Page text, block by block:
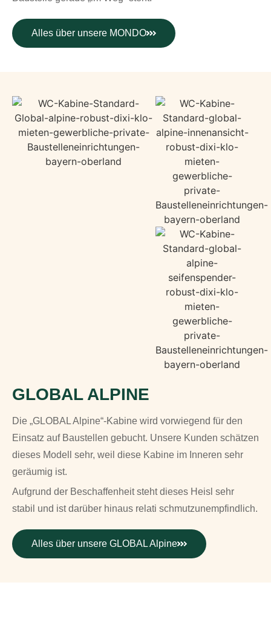
Alles über unsere MONDO
GLOBAL ALPINE
Die „GLOBAL Alpine“-Kabine wird vorwiegend für den
Einsatz auf Baustellen gebucht. Unsere Kunden schätzen
dieses Modell sehr, weil diese Kabine im Inneren sehr
geräumig ist.
Aufgrund der Beschaffenheit steht dieses Heisl sehr
stabil und ist darüber hinaus relati schmutzunempfindlich.
Alles über unsere GLOBAL Alpine